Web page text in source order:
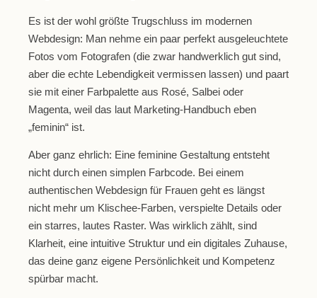
Es ist der wohl größte Trugschluss im modernen
Webdesign: Man nehme ein paar perfekt ausgeleuchtete
Fotos vom Fotografen (die zwar handwerklich gut sind,
aber die echte Lebendigkeit vermissen lassen) und paart
sie mit einer Farbpalette aus Rosé, Salbei oder
Magenta, weil das laut Marketing-Handbuch eben
„feminin“ ist.
Aber ganz ehrlich: Eine feminine Gestaltung entsteht
nicht durch einen simplen Farbcode. Bei einem
authentischen Webdesign für Frauen geht es längst
nicht mehr um Klischee-Farben, verspielte Details oder
ein starres, lautes Raster. Was wirklich zählt, sind
Klarheit, eine intuitive Struktur und ein digitales Zuhause,
das deine ganz eigene Persönlichkeit und Kompetenz
spürbar macht.